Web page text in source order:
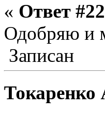
« Ответ
Одобряю и
Записан
Токаренко